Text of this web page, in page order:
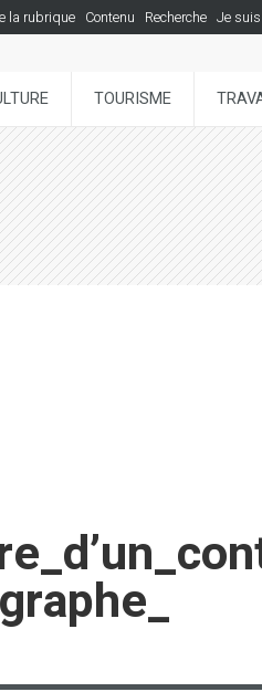
la rubrique Contenu Recherche Je suis
TOURISME